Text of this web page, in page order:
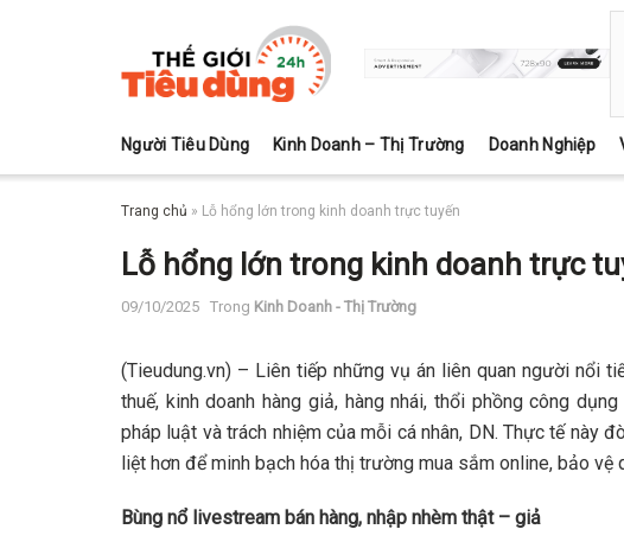
Người Tiêu Dùng Kinh Doanh – Thị Trường Doanh Nghiệp
Trang chủ » Lỗ hổng lớn trong kinh doanh trực tuyến
Lỗ hổng lớn trong kinh doanh trực
09/10/2025 Trong Kinh Doanh - Thị Trường
(Tieudung.vn) – Liên tiếp những vụ án liên quan người nổi
thuế, kinh doanh hàng giả, hàng nhái, thổi phồng công
pháp luật và trách nhiệm của mỗi cá nhân, DN. Thực tế này
liệt hơn để minh bạch hóa thị trường mua sắm online, bảo vệ
Bùng nổ livestream bán hàng, nhập nhèm thật – giả